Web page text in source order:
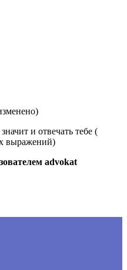
и отвечать тебе (
выражений)
advokat